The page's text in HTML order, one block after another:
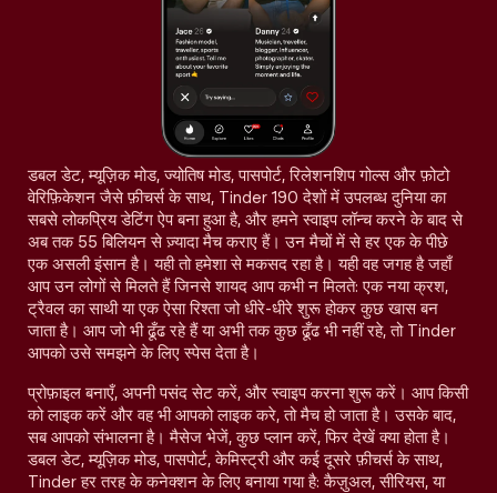
डबल डेट, म्यूज़िक मोड, ज्योतिष मोड, पासपोर्ट, रिलेशनशिप गोल्स और फ़ोटो
वेरिफ़िकेशन जैसे फ़ीचर्स के साथ, Tinder 190 देशों में उपलब्ध दुनिया का
सबसे लोकप्रिय डेटिंग ऐप बना हुआ है, और हमने स्वाइप लॉन्च करने के बाद से
अब तक 55 बिलियन से ज़्यादा मैच कराए हैं। उन मैचों में से हर एक के पीछे
एक असली इंसान है। यही तो हमेशा से मकसद रहा है। यही वह जगह है जहाँ
आप उन लोगों से मिलते हैं जिनसे शायद आप कभी न मिलते: एक नया क्रश,
ट्रैवल का साथी या एक ऐसा रिश्ता जो धीरे-धीरे शुरू होकर कुछ खास बन
जाता है। आप जो भी ढूँढ रहे हैं या अभी तक कुछ ढूँढ भी नहीं रहे, तो Tinder
आपको उसे समझने के लिए स्पेस देता है।
प्रोफ़ाइल बनाएँ, अपनी पसंद सेट करें, और स्वाइप करना शुरू करें। आप किसी
को लाइक करें और वह भी आपको लाइक करे, तो मैच हो जाता है। उसके बाद,
सब आपको संभालना है। मैसेज भेजें, कुछ प्लान करें, फिर देखें क्या होता है।
डबल डेट, म्यूज़िक मोड, पासपोर्ट, केमिस्ट्री और कई दूसरे फ़ीचर्स के साथ,
Tinder हर तरह के कनेक्शन के लिए बनाया गया है: कैज़ुअल, सीरियस, या